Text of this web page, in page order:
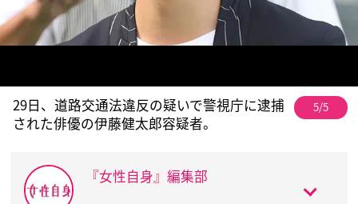
29日、道路交通法違反の疑いで警視庁に逮捕
された俳優の伊藤健太郎容疑者。
5/5
『女性自身』編集部